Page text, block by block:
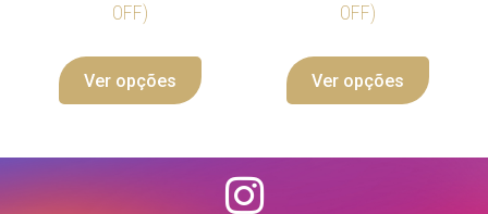
OFF)
Ver opções
OFF)
Ver opções